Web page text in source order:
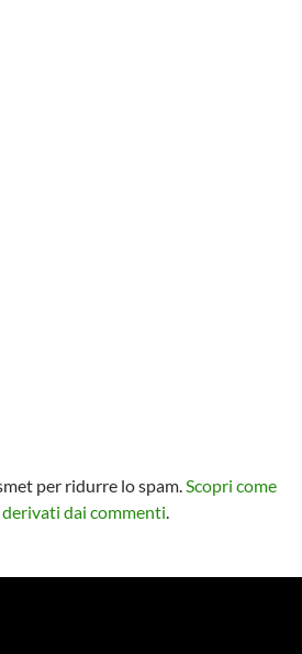
per ridurre lo spam.Scopri come
dai commenti.